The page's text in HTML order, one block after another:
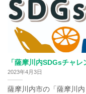
「薩摩川内SDGsチャ
2023年4月3日
薩摩川内市の「薩摩川